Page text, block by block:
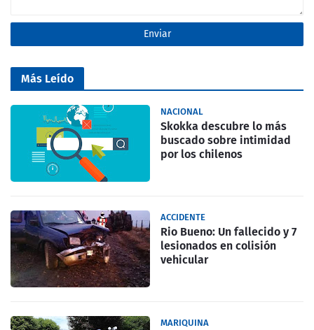
Más Leído
NACIONAL
Skokka descubre lo más
buscado sobre intimidad
por los chilenos
ACCIDENTE
Rio Bueno: Un fallecido y 7
lesionados en colisión
vehicular
MARIQUINA